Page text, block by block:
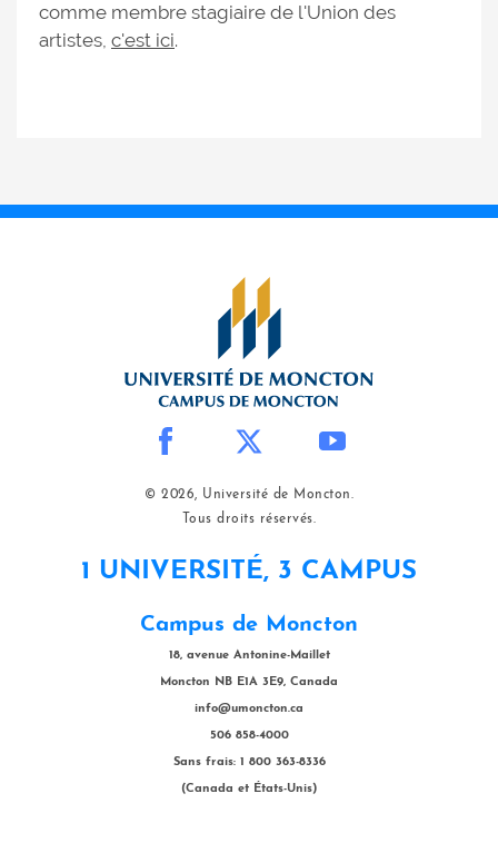
comme membre stagiaire de l'Union des
artistes, c'est ici.
© 2026, Université de Moncton.
Tous droits réservés.
1 UNIVERSITÉ, 3 CAMPUS
Campus de Moncton
18, avenue Antonine-Maillet
Moncton NB E1A 3E9, Canada
info@umoncton.ca
506 858-4000
Sans frais: 1 800 363-8336
(Canada et États-Unis)